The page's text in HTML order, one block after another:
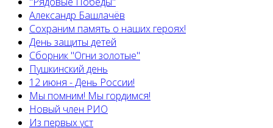
Александр Башлачёв
Сохраним память о наших героях!
День защиты детей
Сборник "Огни золотые"
Пушкинский день
12 июня - День России!
Мы помним! Мы гордимся!
Новый член РИО
Из первых уст